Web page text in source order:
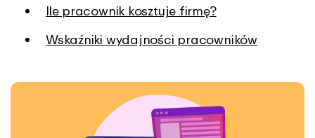
Ile pracownik kosztuje firmę?
Wskaźniki wydajności pracowników